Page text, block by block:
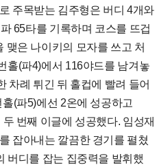
주목받는 김주형은 버디 4개와
65타를 기록하며 코스를 뜨겁
맺은 나이키의 모자를 쓰고 처
홀(파4)에서 116야드를 남겨놓
차례 튀긴 뒤 홀컵에 빨려 들어
(파5)에선 2온에 성공하고
번째 이글에 성공했다. 임성재
잡아내는 깔끔한 경기를 펼쳤
버디를 잡는 집중력을 발휘했